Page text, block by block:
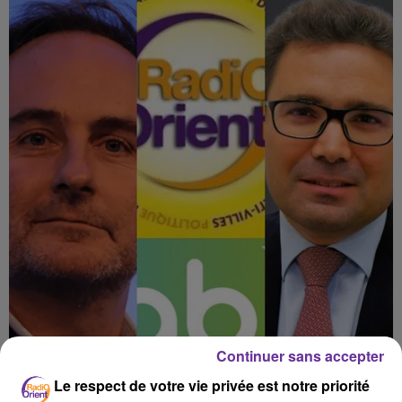
Le respect de votre vie privée est notre priorité
Continuer sans accepter